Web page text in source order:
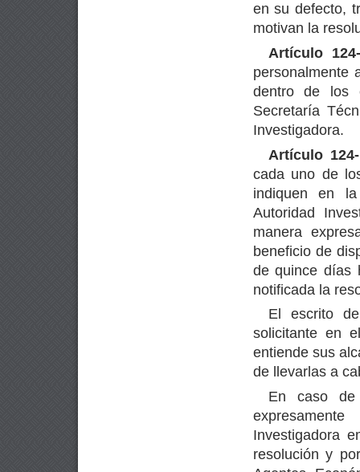
en su defecto,
motivan la
Artículo
personalmente
dentro de los
Secretaría
Investigadora.
Artículo 124-
cada uno de
indiquen en
Autoridad
manera
beneficio de
de quince días
notificada la
El escrito
solicitante en
entiende sus
de llevarlas a
En caso de
Investigadora
resolución y